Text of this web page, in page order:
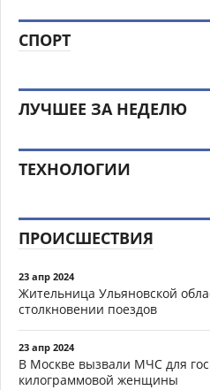
СПОРТ
ЛУЧШЕЕ ЗА НЕДЕЛЮ
ТЕХНОЛОГИИ
ПРОИСШЕСТВИЯ
23 апр 2024
Жительница Ульяновской
столкновении поездов
23 апр 2024
В Москве вызвали МЧС для
килограммовой женщины